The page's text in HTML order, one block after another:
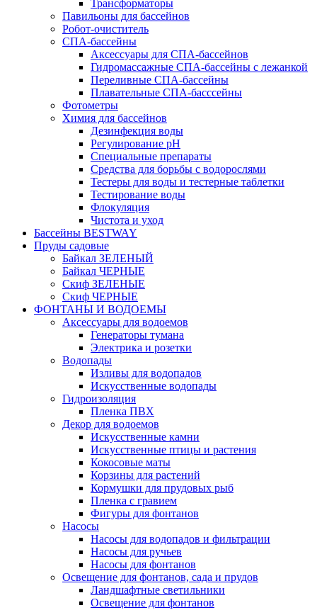
Трансформаторы
Павильоны для бассейнов
Робот-очиститель
СПА-бассейны
Аксессуары для СПА-бассейнов
Гидромассажные СПА-бассейны с лежанкой
Переливные СПА-бассейны
Плавательные СПА-басссейны
Фотометры
Химия для бассейнов
Дезинфекция воды
Регулирование pH
Специальные препараты
Средства для борьбы с водорослями
Тестеры для воды и тестерные таблетки
Тестирование воды
Флокуляция
Чистота и уход
Бассейны BESTWAY
Пруды садовые
Байкал ЗЕЛЕНЫЙ
Байкал ЧЕРНЫЕ
Скиф ЗЕЛЕНЫЕ
Скиф ЧЕРНЫЕ
ФОНТАНЫ И ВОДОЕМЫ
Аксессуары для водоемов
Генераторы тумана
Электрика и розетки
Водопады
Изливы для водопадов
Искусственные водопады
Гидроизоляция
Пленка ПВХ
Декор для водоемов
Искусственные камни
Искусственные птицы и растения
Кокосовые маты
Корзины для растений
Кормушки для прудовых рыб
Пленка с гравием
Фигуры для фонтанов
Насосы
Насосы для водопадов и фильтрации
Насосы для ручьев
Насосы для фонтанов
Освещение для фонтанов, сада и прудов
Ландшафтные светильники
Освещение для фонтанов